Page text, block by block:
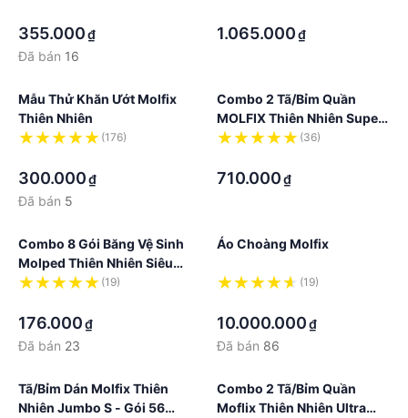
355.000₫
Đã bán 16
1.065.000₫
Mẫu Thử Khăn Ướt Molfix
Thiên Nhiên
(176)
300.000₫
Đã bán 5
Combo 2 Tã/bỉm Quần
MOLFIX Thiên Nhiên Super
Jumbo C1 -
(36)
710.000₫
Combo 8 Gói Băng Vệ Sinh
Molped Thiên Nhiên Siêu
Bảo Vệ Siêu Mỏng Có Cánh
(19)
176.000₫
Đã bán 23
Áo Choàng Molfix
(19)
10.000.000₫
Đã bán 86
Tã/bỉm Dán Molfix Thiên
Nhiên Jumbo S - Gói 56
Combo 2 Tã/bỉm Quần
Moflix Thiên Nhiên Ultra